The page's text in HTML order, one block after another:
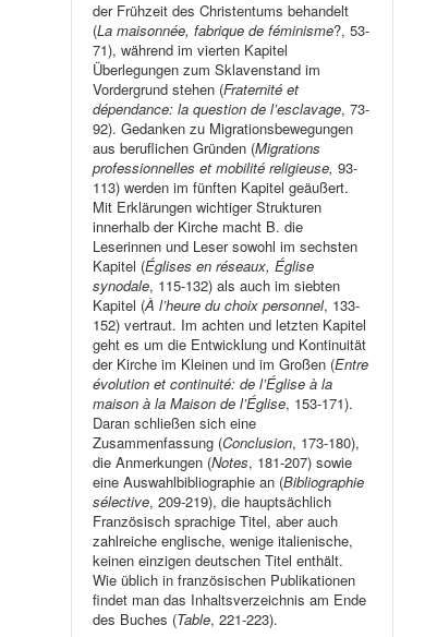
der Frühzeit des Christentums behandelt
(La maisonnée, fabrique de féminisme?, 53-
71), während im vierten Kapitel
Überlegungen zum Sklavenstand im
Vordergrund stehen (Fraternité et
dépendance: la question de l’esclavage, 73-
92). Gedanken zu Migrationsbewegungen
aus beruflichen Gründen (Migrations
professionnelles et mobilité religieuse,93-
113) werden im fünften Kapitel geäußert.
Mit Erklärungen wichtiger Strukturen
innerhalb der Kirche macht B. die
Leserinnen und Leser sowohl im sechsten
Kapitel (Églises en réseaux, Église
synodale, 115-132) als auch im siebten
Kapitel (À l’heure du choix personnel, 133-
152) vertraut. Im achten und letzten Kapitel
geht es um die Entwicklung und Kontinuität
der Kirche im Kleinen und im Großen (Entre
évolution et continuité: de l’Église à la
maison à la Maison de l’Église, 153-171).
Daran schließen sich eine
Zusammenfassung (Conclusion, 173-180),
die Anmerkungen (Notes, 181-207) sowie
eine Auswahlbibliographie an (Bibliographie
sélective, 209-219), die hauptsächlich
Französisch sprachige Titel, aber auch
zahlreiche englische, wenige italienische,
keinen einzigen deutschen Titel enthält.
Wie üblich in französischen Publikationen
findet man das Inhaltsverzeichnis am Ende
des Buches (Table, 221-223).